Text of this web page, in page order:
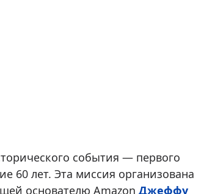
события — первого
60 лет. Эта миссия организована
основателю Amazon Джеффу